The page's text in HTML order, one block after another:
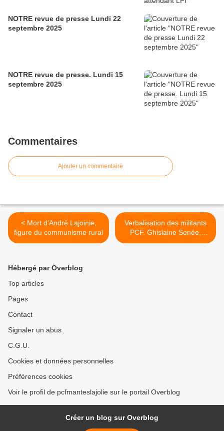
NOTRE revue de presse Lundi 22
septembre 2025
NOTRE revue de presse. Lundi 15
septembre 2025
Commentaires
Ajouter un commentaire
< Mort d’André Lajoinie,
figure du communisme rural
Verbalisation des militants
PCF. Ghislaine Senée,
sénatrice EELV, réclame
Hébergé par Overblog
Top articles
Pages
Contact
Signaler un abus
C.G.U.
Cookies et données personnelles
Préférences cookies
Voir le profil de pcfmanteslajolie sur le portail Overblog
Créer un blog sur Overblog